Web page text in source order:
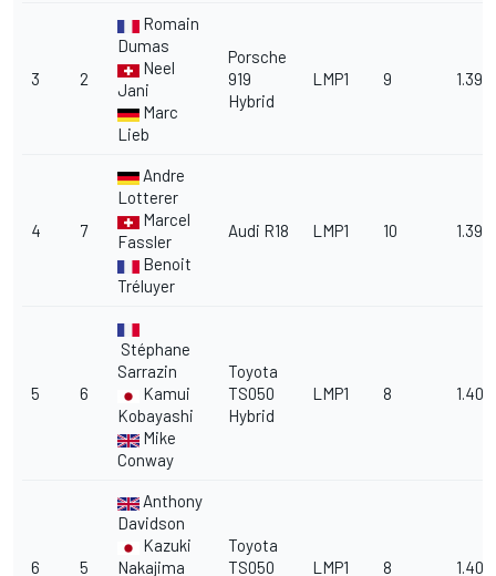
3 2
Romain
Dumas
Neel
Jani
Marc
Lieb
Porsche
919
Hybrid
LMP1 9
4 7
Andre
Lotterer
Marcel
Fassler
Benoit
Tréluyer
Audi R18 LMP1 10
5 6
Stéphane
Sarrazin
Kamui
Kobayashi
Mike
Conway
Toyota
TS050
Hybrid
LMP1 8
6 5
Anthony
Davidson
Kazuki
Nakajima
Toyota
TS050
LMP1 8